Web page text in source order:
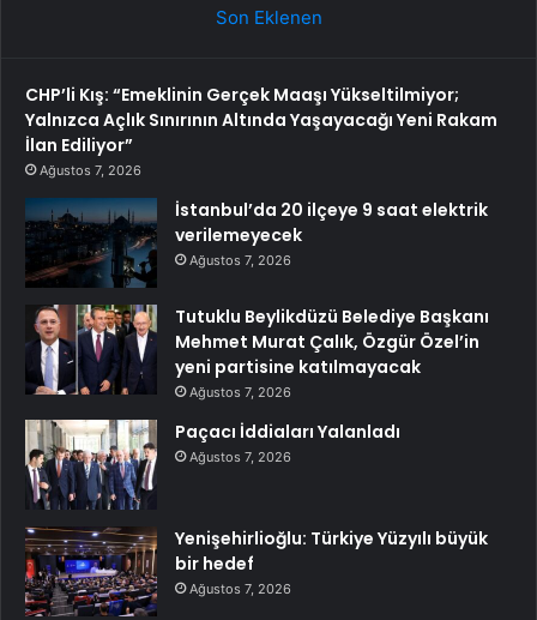
Son Eklenen
CHP’li Kış: “Emeklinin Gerçek Maaşı Yükseltilmiyor;
Yalnızca Açlık Sınırının Altında Yaşayacağı Yeni Rakam
İlan Ediliyor”
Ağustos 7, 2026
İstanbul’da 20 ilçeye 9 saat elektrik
verilemeyecek
Ağustos 7, 2026
Tutuklu Beylikdüzü Belediye Başkanı
Mehmet Murat Çalık, Özgür Özel’in
yeni partisine katılmayacak
Ağustos 7, 2026
Paçacı İddiaları Yalanladı
Ağustos 7, 2026
Yenişehirlioğlu: Türkiye Yüzyılı büyük
bir hedef
Ağustos 7, 2026